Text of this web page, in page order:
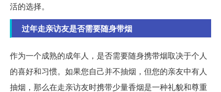
活的选择。
过年走亲访友是否需要随身带烟
作为一个成熟的成年人，是否需要随身携带烟取决于个人
的喜好和习惯。如果您自己并不抽烟，但您的亲友中有人
抽烟，那么在走亲访友时携带少量香烟是一种礼貌和尊重